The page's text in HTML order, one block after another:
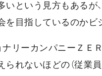
いという見方もあるが
を目指しているのか
ナリーカンパニーＺＥ
られないほどの（従業